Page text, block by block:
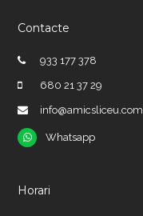
Contacte
933 177 378
680 21 37 29
info@amicsliceu.com
Whatsapp
Whatsapp
Horari